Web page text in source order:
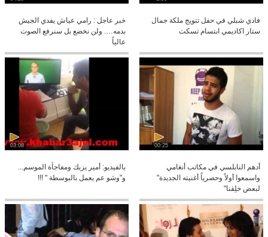
فادي شبلي في حفل تتويج ملكة جمال
ستار اكاديمي ابتسام تسكت
خبر عاجل : رامي عياش يفدي الجيش
بدمه…. ولن نخضع بل سنرفع الصوت
عالياً
00:25
أدهم النابلسي في مكاتب أنغامي
واسمعوا أولاً وحصرياً أغنيته الجديدة"
لبعض خلِقنا"
03:08
بالفيديو: أمير يزبك ومفاجأة الموسم...
و"وشو عم يعمل بالبوسطة " !!!